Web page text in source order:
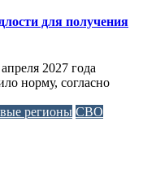
для получения
2027 года
норму, согласно
регионы СВО